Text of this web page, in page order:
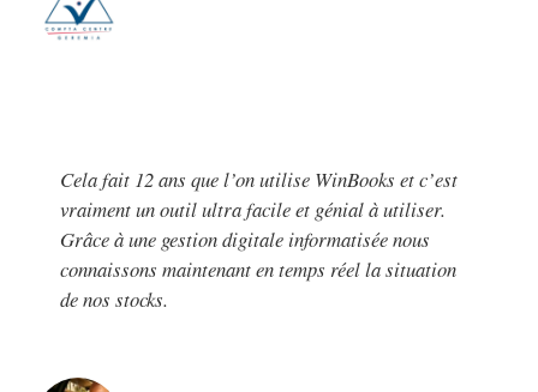
Cela fait 12 ans que l’on utilise WinBooks et c’est
vraiment un outil ultra facile et génial à utiliser.
Grâce à une gestion digitale informatisée nous
connaissons maintenant en temps réel la situation
de nos stocks.